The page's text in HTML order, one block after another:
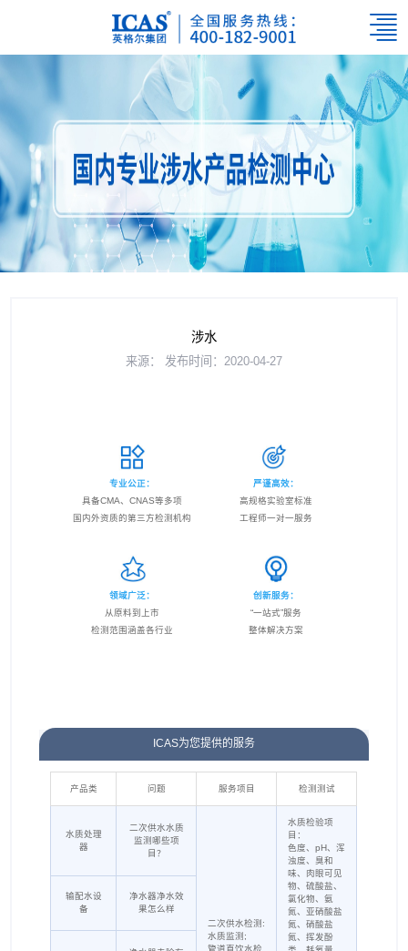
涉水
来源： 发布时间：2020-04-27
专业公正：
具备CMA、CNAS等多项
国内外资质的第三方检测机构
严谨高效：
高规格实验室标准
工程师一对一服务
领域广泛：
从原料到上市
检测范围涵盖各行业
创新服务：
“一站式”服务
整体解决方案
ICAS为您提供的服务
产品类 问题 服务项目 检测测试
水质处理
器
二次供水水质
监测哪些项
目？
二次供水检测:
水质监测;
管道直饮水检
水质检验项
目：
色度、pH、浑
浊度、臭和
味、肉眼可见
物、硫酸盐、
氯化物、氨
氮、亚硝酸盐
氮、硝酸盐
氮、挥发酚
输配水设
备
净水器净水效
果怎么样